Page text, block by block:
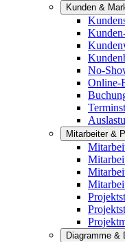
Kunden &
No-
Online-
Mitarbeiter &
Diagramme &